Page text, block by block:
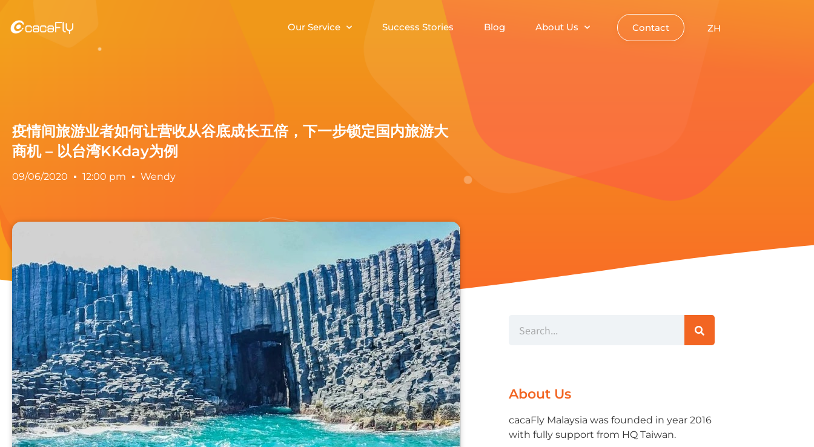
Our Service Success Stories Blog About Us Contact ZH
疫情间旅游业者如何让营收从谷底成长五倍，下一步锁定国内旅游大
商机 – 以台湾KKday为例
09/06/2020 12:00 pm Wendy
About Us
cacaFly Malaysia was founded in year 2016
with fully support from HQ Taiwan.